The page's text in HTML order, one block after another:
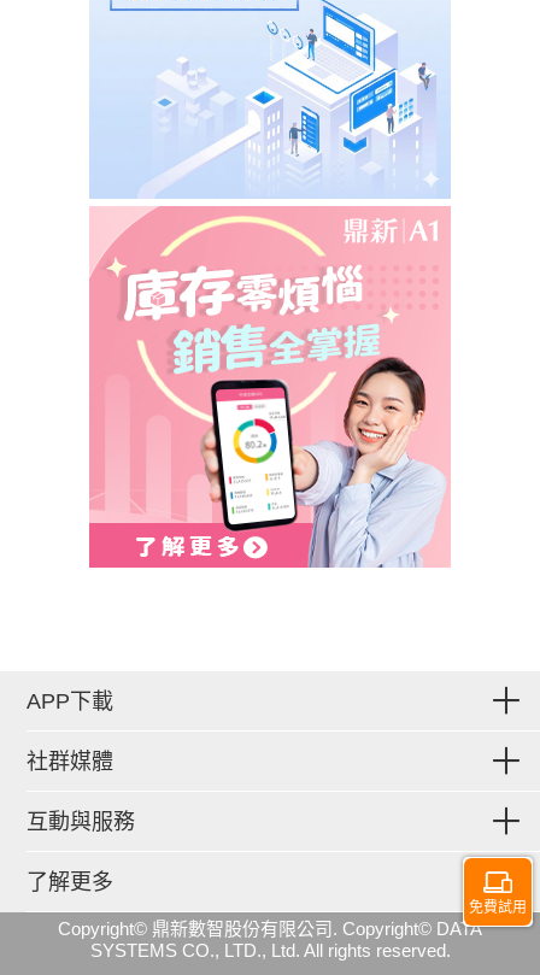
免費試用
APP下載
社群媒體
互動與服務
了解更多
Copyright© 鼎新數智股份有限公司. Copyright© DATA
SYSTEMS CO., LTD., Ltd. All rights reserved.